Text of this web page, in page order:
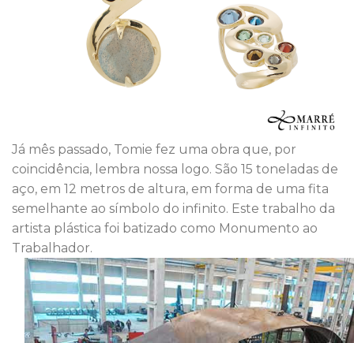
Já mês passado, Tomie fez uma obra que, por
coincidência, lembra nossa logo. São 15 toneladas de
aço, em 12 metros de altura, em forma de uma fita
semelhante ao símbolo do infinito. Este trabalho da
artista plástica foi batizado como Monumento ao
Trabalhador.